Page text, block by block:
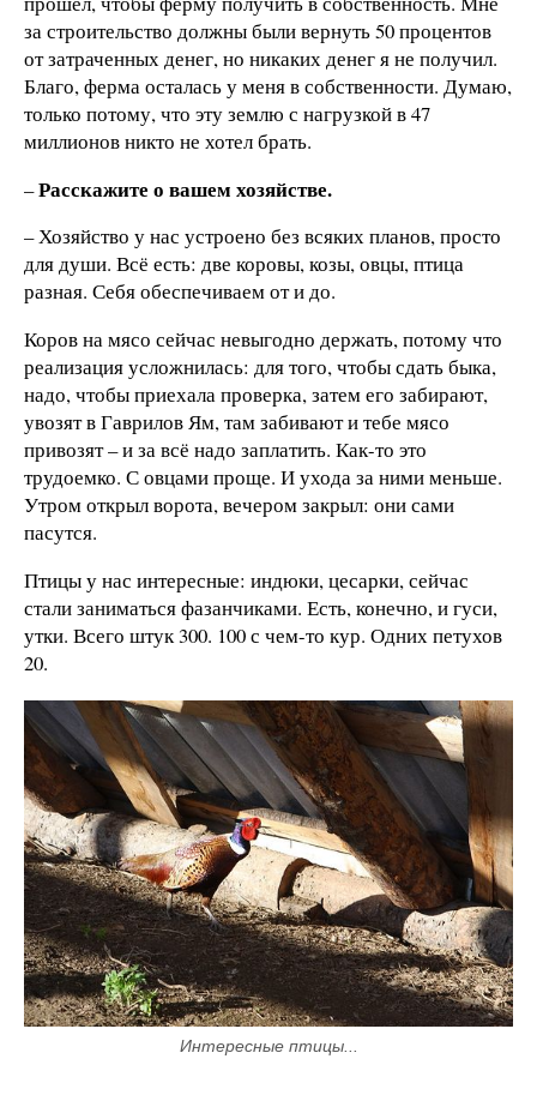
за строительство должны были вернуть 50 процентов
от затраченных денег, но никаких денег я не получил.
Благо, ферма осталась у меня в собственности. Думаю,
только потому, что эту землю с нагрузкой в 47
миллионов никто не хотел брать.
–Расскажите о вашем хозяйстве.
– Хозяйство у нас устроено без всяких планов, просто
для души. Всё есть: две коровы, козы, овцы, птица
разная. Себя обеспечиваем от и до.
Коров на мясо сейчас невыгодно держать, потому что
реализация усложнилась: для того, чтобы сдать быка,
надо, чтобы приехала проверка, затем его забирают,
увозят в Гаврилов Ям, там забивают и тебе мясо
привозят – и за всё надо заплатить. Как-то это
трудоемко. С овцами проще. И ухода за ними меньше.
Утром открыл ворота, вечером закрыл: они сами
пасутся.
Птицы у нас интересные: индюки, цесарки, сейчас
стали заниматься фазанчиками. Есть, конечно, и гуси,
утки. Всего штук 300. 100 с чем-то кур. Одних петухов
20.
Интересные птицы...